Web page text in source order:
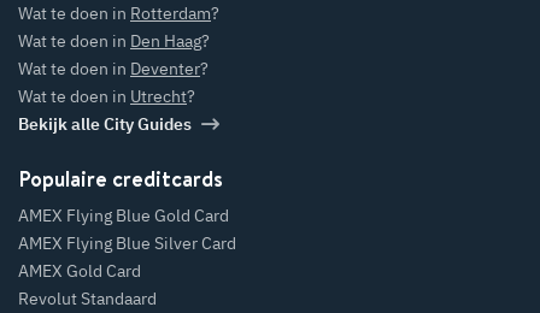
Wat te doen in Rotterdam?
Wat te doen in Den Haag?
Wat te doen in Deventer?
Wat te doen in Utrecht?
Bekijk alle City Guides
Populaire creditcards
AMEX Flying Blue Gold Card
AMEX Flying Blue Silver Card
AMEX Gold Card
Revolut Standaard